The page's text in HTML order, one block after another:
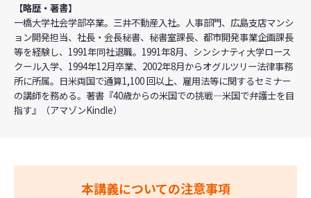
【略歴・著書】
一橋大学社会学部卒業。三井不動産入社。人事部門、広島支店マンシ
ョン開発担当、社長・会長秘書、秘書室課長、都市開発事業企画課長
等を経験し、1991年同社退職。1991年8月、シンシナティ大学ロース
クール入学、1994年12月卒業、2002年8月からオグルツリー法律事務
所に所属。日米両国で通算1,100 回以上、雇用法等に関するセミナー
の講師を務める。著書『40歳からの米国での挑戦―米国で弁護士を目
指す』（アマゾンKindle）
本講義についての注意事項